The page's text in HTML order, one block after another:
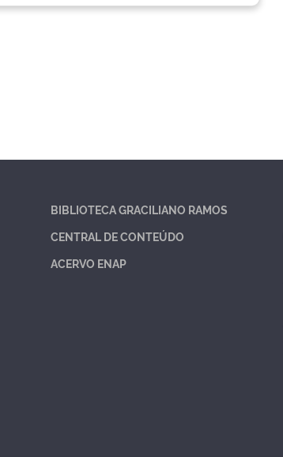
BIBLIOTECA GRACILIANO RAMOS
CENTRAL DE CONTEÚDO
ACERVO ENAP